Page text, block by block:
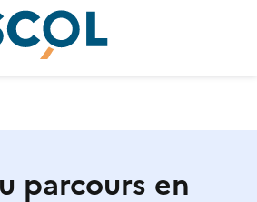
parcours en